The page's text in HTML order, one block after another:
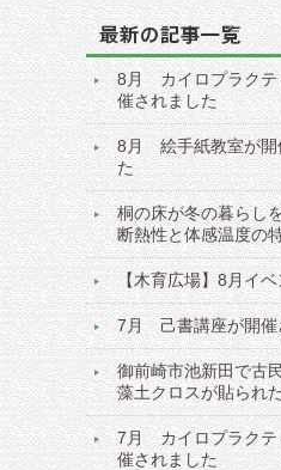
8月 カイロプラクテ
催されました
8月 絵手紙教室が開
た
桐の床が冬の暮らし
断熱性と体感温度の
【木育広場】8月イ
7月 己書講座が開催
御前崎市池新田で古
藻土クロスが貼られ
7月 カイロプラクテ
催されました